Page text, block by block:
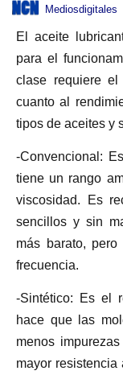
Mediosdigitales
El aceite
para el
clase requiere
cuanto al
tipos de aceites y
-Convencional:
tiene un rango
viscosidad. Es
sencillos y sin
más barato,
frecuencia.
-Sintético: Es el
hace que las
menos
mayor resistencia